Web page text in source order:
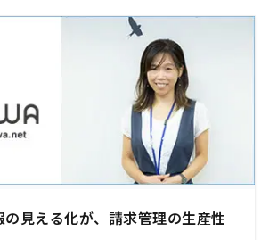
見える化が、請求管理の生産性